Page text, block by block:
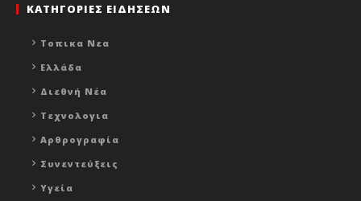
ΚΑΤΗΓΟΡΙΕΣ ΕΙΔΗΣΕΩΝ
Τοπικα Νεα
Ελλάδα
Διεθνή Νέα
Τεχνολογια
Αρθρογραφία
Συνεντεύξεις
Υγεία